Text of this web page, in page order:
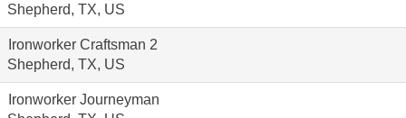
Shepherd, TX, US
Ironworker Craftsman 2
Shepherd, TX, US
Ironworker Journeyman